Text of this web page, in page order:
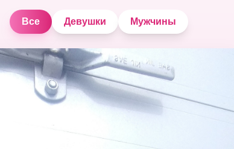
Все Девушки Мужчины